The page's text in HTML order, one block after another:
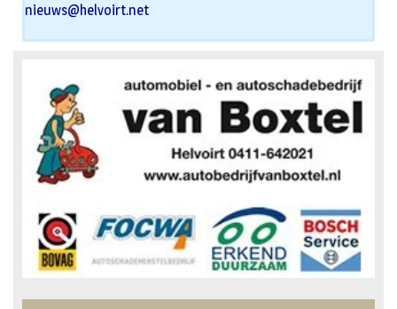
nieuws@helvoirt.net